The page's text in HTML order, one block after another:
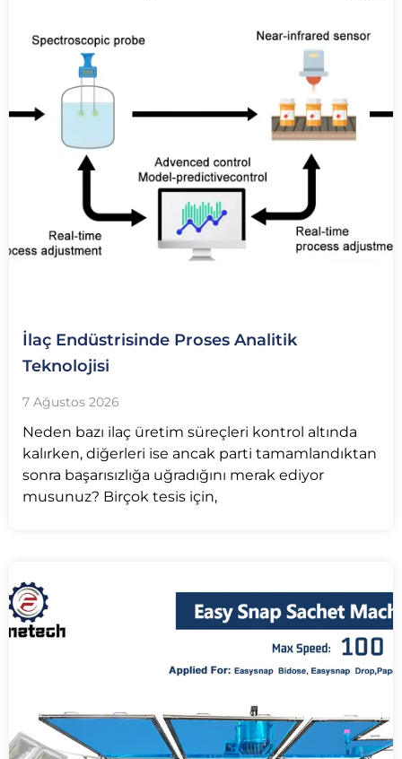
İlaç Endüstrisinde Proses Analitik
Teknolojisi
7 Ağustos 2026
Neden bazı ilaç üretim süreçleri kontrol altında
kalırken, diğerleri ise ancak parti tamamlandıktan
sonra başarısızlığa uğradığını merak ediyor
musunuz? Birçok tesis için,